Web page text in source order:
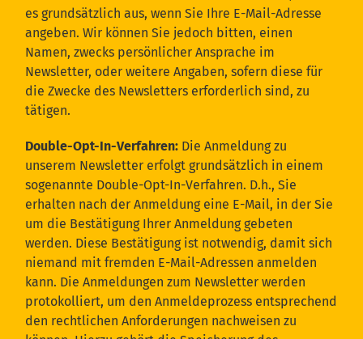
es grundsätzlich aus, wenn Sie Ihre E-Mail-Adresse
angeben. Wir können Sie jedoch bitten, einen
Namen, zwecks persönlicher Ansprache im
Newsletter, oder weitere Angaben, sofern diese für
die Zwecke des Newsletters erforderlich sind, zu
tätigen.
Double-Opt-In-Verfahren: Die Anmeldung zu
unserem Newsletter erfolgt grundsätzlich in einem
sogenannte Double-Opt-In-Verfahren. D.h., Sie
erhalten nach der Anmeldung eine E-Mail, in der Sie
um die Bestätigung Ihrer Anmeldung gebeten
werden. Diese Bestätigung ist notwendig, damit sich
niemand mit fremden E-Mail-Adressen anmelden
kann. Die Anmeldungen zum Newsletter werden
protokolliert, um den Anmeldeprozess entsprechend
den rechtlichen Anforderungen nachweisen zu